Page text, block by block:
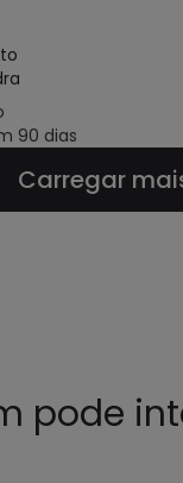
90 dias
Carregar
pode